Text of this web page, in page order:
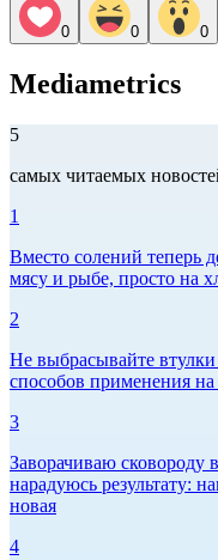
0 0 0
Mediametrics
5
самых читаемых
1
Вместо солений теперь
мясу и рыбе, просто на
2
Не выбрасывайте
способов применения на
3
Заворачиваю сковороду
нарадуюсь результату:
новая
4